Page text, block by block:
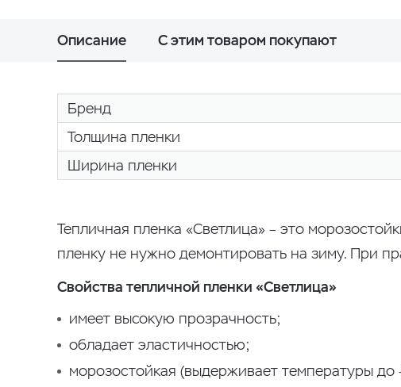
Описание С этим товаром покупают
Бренд
Толщина пленки
Ширина пленки
Тепличная пленка «Светлица» – это
пленку не нужно демонтировать на зиму. При
Свойства тепличной пленки «Светлица»
имеет высокую прозрачность;
обладает эластичностью;
морозостойкая (выдерживает температуры до